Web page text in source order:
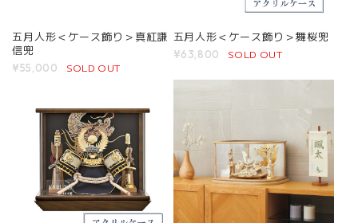
五月人形＜ケース飾り＞真紅謙
信兜
¥55,000 SOLD OUT
五月人形＜ケース飾り＞舞桜兜
¥63,800 SOLD OUT